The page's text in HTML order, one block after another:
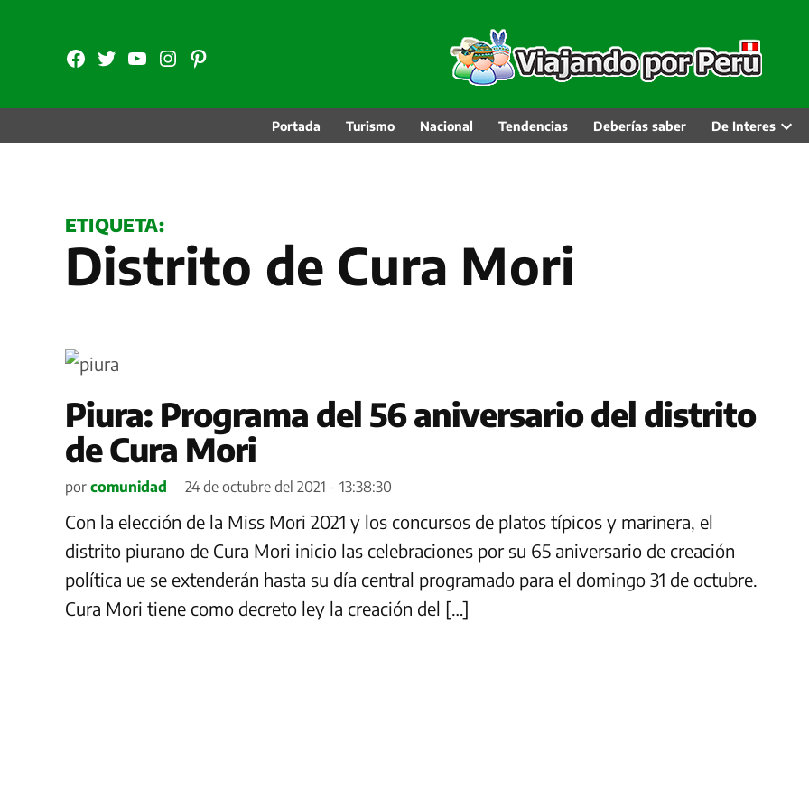
contenidoFB TW YouTubeInstagram
Pinterest
Portada Turismo Nacional Tendencias Deberías saber De Interes
ETIQUETA:
Distrito de Cura Mori
Piura: Programa del 56 aniversario del distrito
de Cura Mori
por comunidad 24 de octubre del 2021 - 13:38:30
Con la elección de la Miss Mori 2021 y los concursos de platos típicos y marinera, el
distrito piurano de Cura Mori inicio las celebraciones por su 65 aniversario de creación
política ue se extenderán hasta su día central programado para el domingo 31 de octubre.
Cura Mori tiene como decreto ley la creación del […]